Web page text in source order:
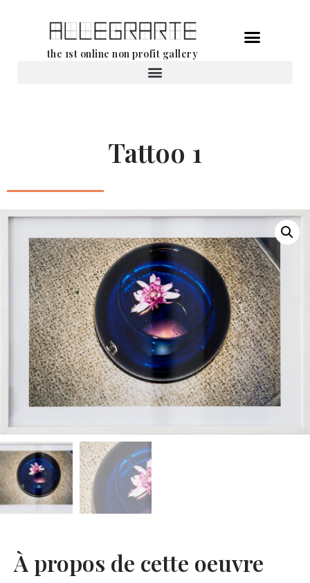
the 1st online non profit gallery
Tattoo 1
À propos de cette oeuvre